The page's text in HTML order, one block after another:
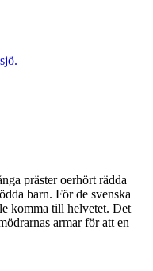
präster oerhört rädda
barn. För de svenska
komma till helvetet. Det
armar för att en